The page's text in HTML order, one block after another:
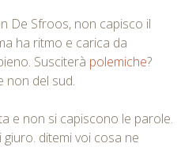
De Sfroos, non capisco il
ha ritmo e carica da
Susciterà polemiche?
non del sud.
e non si capiscono le parole.
ditemi voi cosa ne